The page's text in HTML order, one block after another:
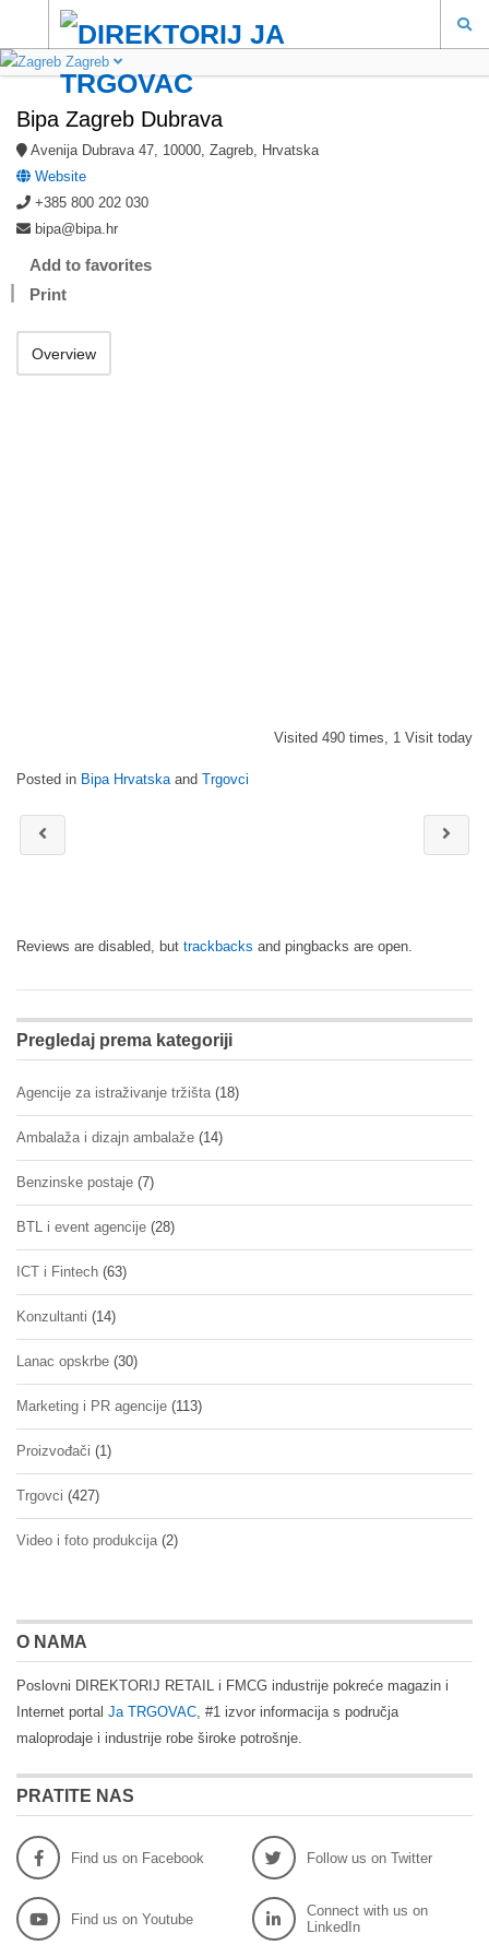
Zagreb
Bipa Zagreb Dubrava
Avenija Dubrava 47, 10000, Zagreb, Hrvatska
Website
+385 800 202 030
bipa@bipa.hr
Add to favorites
Print
Overview
Visited 490 times, 1 Visit today
Posted in Bipa Hrvatskaand Trgovci
Reviews are disabled, but trackbacks and pingbacks are open.
Pregledaj prema kategoriji
Agencije za istraživanje tržišta(18)
Ambalaža i dizajn ambalaže (14)
Benzinske postaje (7)
BTL i event agencije (28)
ICT i Fintech (63)
Konzultanti (14)
Lanac opskrbe (30)
Marketing i PR agencije (113)
Proizvođači (1)
Trgovci (427)
Video i foto produkcija(2)
O NAMA
Poslovni DIREKTORIJ RETAIL i FMCG industrije pokreće magazin i
Internet portal Ja TRGOVAC, #1 izvor informacija s područja
maloprodaje i industrije robe široke potrošnje.
PRATITE NAS
Find us on Facebook Follow us on Twitter
Find us on Youtube
Connect with us on
LinkedIn